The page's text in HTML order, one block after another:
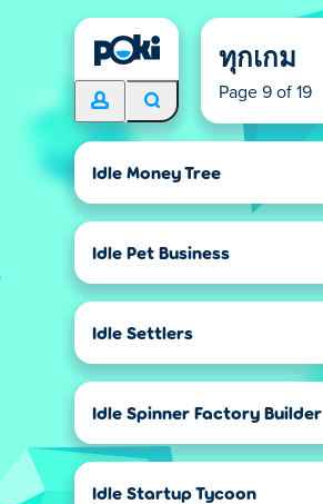
ทุกเกม
Page 9 of 19
Idle Money Tree
Idle Pet Business
Idle Settlers
Idle Spinner Factory Builder
Idle Startup Tycoon